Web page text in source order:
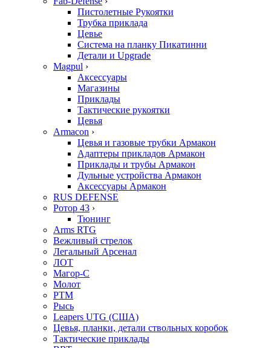
Пистолетные Рукоятки
Трубка приклада
Цевье
Система на планку Пикатинни
Детали и Upgrade
Magpul ›
Аксессуары
Магазины
Приклады
Тактические рукоятки
Цевья
Armacon ›
Цевья и газовые трубки Армакон
Адаптеры прикладов Армакон
Приклады и трубы Армакон
Дульные устройства Армакон
Аксессуары Армакон
RUS DEFENSE
Ротор 43 ›
Тюнинг
Arms RTG
Вежливый стрелок
Легальный Арсенал
ЛОТ
Магор-С
Молот
РТМ
Рысь
Leapers UTG (США)
Цевья, планки, детали ствольных коробок
Тактические приклады